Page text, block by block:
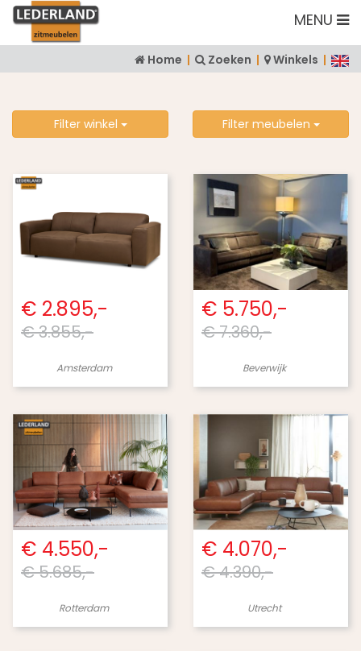
MENU
Home | Zoeken | Winkels |
Filter winkel Filter meubelen
€ 2.895,-
€ 3.855,-
Amsterdam
€ 5.750,-
€ 7.360,-
Beverwijk
€ 4.550,-
€ 5.685,-
Rotterdam
€ 4.070,-
€ 4.390,-
Utrecht